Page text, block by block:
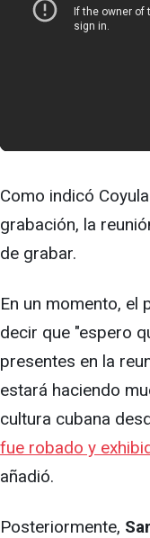
Como indicó
grabación, la
de grabar.
En un momento, el
decir que "espero
presentes en la
estará haciendo
cultura cubana
fue robado y
añadió.
Posteriormente,